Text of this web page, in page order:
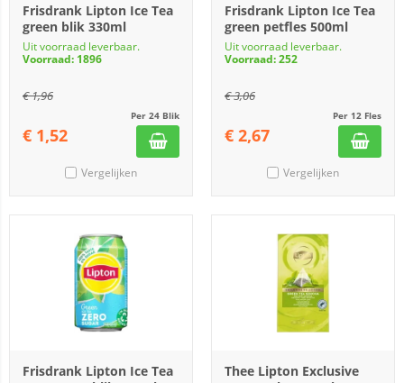
Frisdrank Lipton Ice Tea
green blik 330ml
Uit voorraad leverbaar.
Voorraad: 1896
€1,96
Per 24 Blik
€ 1,52
Vergelijken
Frisdrank Lipton Ice Tea
green petfles 500ml
Uit voorraad leverbaar.
Voorraad: 252
€3,06
Per 12 Fles
€ 2,67
Vergelijken
Frisdrank Lipton Ice Tea
Thee Lipton Exclusive